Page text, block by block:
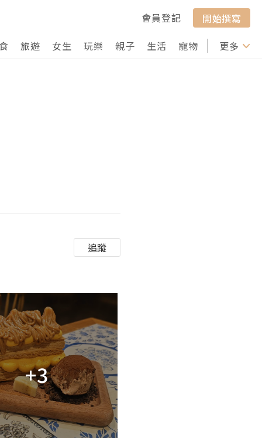
會員登記
開始撰寫
旅遊 女生 玩樂 親子 生活 寵物 行山 打卡
更多
追蹤
+3